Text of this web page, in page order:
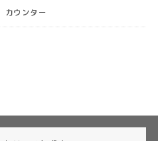
カウンター